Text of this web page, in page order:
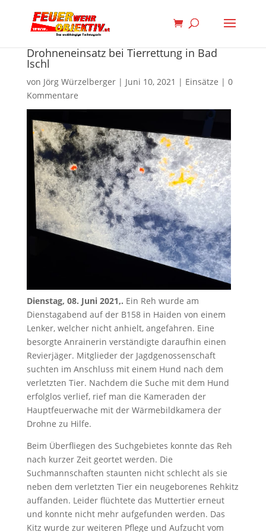
Drohneneinsatz bei Tierrettung in Bad
Ischl
von Jörg Würzelberger| Juni 10, 2021 | Einsätze | 0
Kommentare
Dienstag, 08. Juni 2021,. Ein Reh wurde am
Dienstagabend auf der B158 in Haiden von einem
Lenker, welcher nicht anhielt, angefahren. Eine
besorgte Anrainerin verständigte daraufhin einen
Revierjäger. Mitglieder der Jagdgenossenschaft
suchten im Anschluss mit einem Hund nach dem
verletzten Tier. Nachdem die Suche mit dem Hund
erfolglos verlief, rief man die Kameraden der
Hauptfeuerwache mit der Wärmebildkamera der
Drohne zu Hilfe.
Beim Überfliegen des Suchgebietes konnte das Reh
nach kurzer Zeit geortet werden. Die
Suchmannschaften staunten nicht schlecht als sie
neben dem verletzten Tier ein neugeborenes Rehkitz
auffanden. Leider flüchtete das Muttertier erneut
und konnte nicht mehr aufgefunden werden. Das
Kitz wurde zur weiteren Pflege und Aufzucht vom